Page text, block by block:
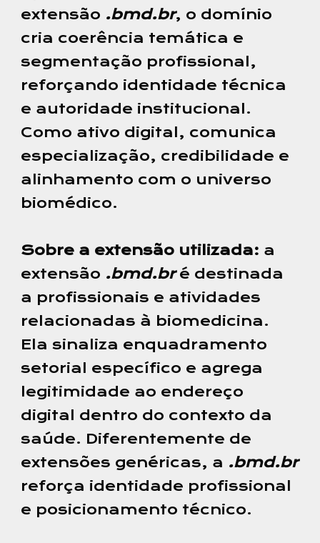
extensão .bmd.br, o domínio
cria coerência temática e
segmentação profissional,
reforçando identidade técnica
e autoridade institucional.
Como ativo digital, comunica
especialização, credibilidade e
alinhamento com o universo
biomédico.
Sobre a extensão utilizada: a
extensão .bmd.bré destinada
a profissionais e atividades
relacionadas à biomedicina.
Ela sinaliza enquadramento
setorial específico e agrega
legitimidade ao endereço
digital dentro do contexto da
saúde. Diferentemente de
extensões genéricas, a .bmd.br
reforça identidade profissional
e posicionamento técnico.